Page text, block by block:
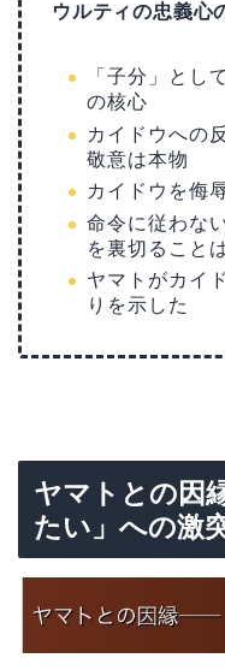
ウルティの忠義心
「子分」とし
の核心
カイドウへの
敬意は本物
カイドウを侮
命令に従わな
を裏切ること
ヤマトがカイ
りを示した
ヤマトとの因
たい」への激